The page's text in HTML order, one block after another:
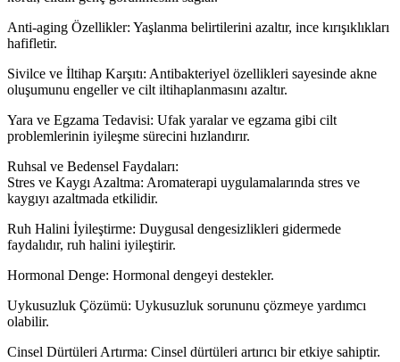
Anti-aging Özellikler: Yaşlanma belirtilerini azaltır, ince kırışıklıkları
hafifletir.
Sivilce ve İltihap Karşıtı: Antibakteriyel özellikleri sayesinde akne
oluşumunu engeller ve cilt iltihaplanmasını azaltır.
Yara ve Egzama Tedavisi: Ufak yaralar ve egzama gibi cilt
problemlerinin iyileşme sürecini hızlandırır.
Ruhsal ve Bedensel Faydaları:
Stres ve Kaygı Azaltma: Aromaterapi uygulamalarında stres ve
kaygıyı azaltmada etkilidir.
Ruh Halini İyileştirme: Duygusal dengesizlikleri gidermede
faydalıdır, ruh halini iyileştirir.
Hormonal Denge: Hormonal dengeyi destekler.
Uykusuzluk Çözümü: Uykusuzluk sorununu çözmeye yardımcı
olabilir.
Cinsel Dürtüleri Artırma: Cinsel dürtüleri artırıcı bir etkiye sahiptir.